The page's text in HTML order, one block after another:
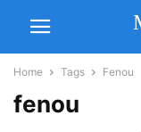
Home Tags Fenou
fenou